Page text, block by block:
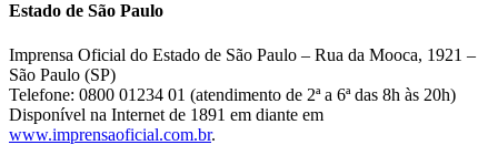
Estado de São Paulo
Imprensa Oficial do Estado de São Paulo – Rua da Mooca, 1921 –
São Paulo (SP)
Telefone: 0800 01234 01 (atendimento de 2ª a 6ª das 8h às 20h)
Disponível na Internet de 1891 em diante em
www.imprensaoficial.com.br.